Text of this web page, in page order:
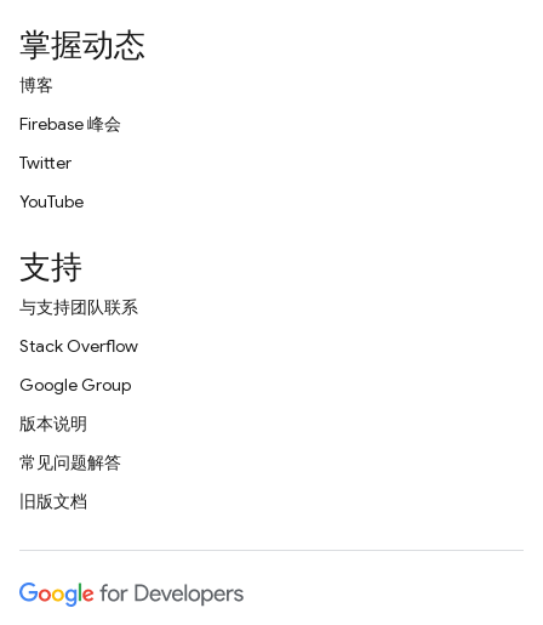
掌握动态
博客
Firebase 峰会
Twitter
YouTube
支持
与支持团队联系
Stack Overflow
Google Group
版本说明
常见问题解答
旧版文档